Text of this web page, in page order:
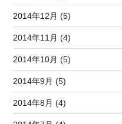
2014年12月 (5)
2014年11月 (4)
2014年10月 (5)
2014年9月 (5)
2014年8月 (4)